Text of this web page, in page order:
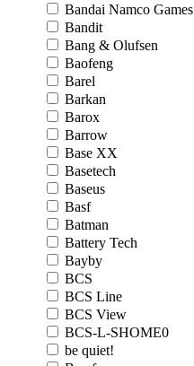
Bandai Namco Games
Bandit
Bang & Olufsen
Baofeng
Barel
Barkan
Barox
Barrow
Base XX
Basetech
Baseus
Basf
Batman
Battery Tech
Bayby
BCS
BCS Line
BCS View
BCS-L-SHOME0
be quiet!